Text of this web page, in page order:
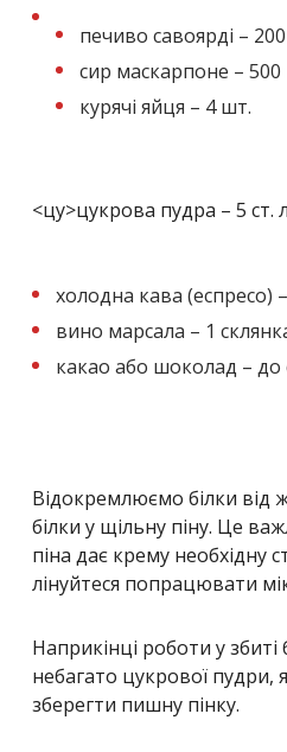
печиво савоярді –
сир маскарпоне – 500
курячі яйця – 4 шт.
<цу>цукрова пудра – 5 ст.
холодна кава (еспресо)
вино марсала – 1
какао або шоколад – до
Відокремлюємо білки від
білки у щільну піну. Це
піна дає крему необхідну
лінуйтеся попрацювати
Наприкінці роботи у
небагато цукрової
зберегти пишну пінку.